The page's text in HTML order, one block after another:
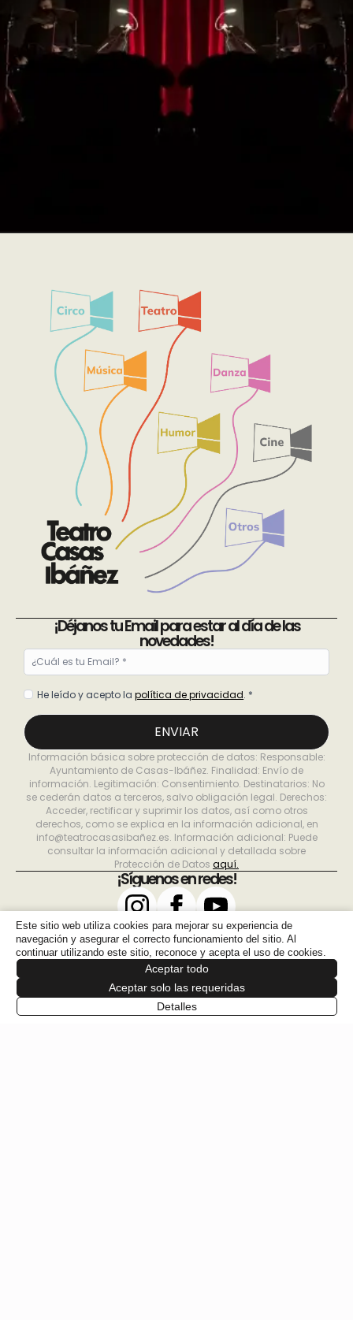
No te pierdas ningún
espectáculo de la
temporada
¡HAZTE CON TU ABONO!
¡Déjanos tu Email para estar al día de las
novedades!
Email
Política
privacidad
He leído y acepto lapolítica de privacidad. *
ENVIAR
Información básica sobre protección de datos: Responsable:
Ayuntamiento de Casas-Ibáñez. Finalidad: Envío de
información. Legitimación: Consentimiento. Destinatarios: No
se cederán datos a terceros, salvo obligación legal. Derechos:
Acceder, rectificar y suprimir los datos, así como otros
derechos, como se explica en la información adicional, en
info@teatrocasasibañez.es. Información adicional: Puede
consultar la información adicional y detallada sobre
Protección de Datos aquí.
¡Síguenos en redes!
Dirección del teatro
C/ Tomás Pérez Úbeda, 1
02200 Casas-Ibáñez,
Albacete